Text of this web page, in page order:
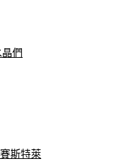
們
斯特萊